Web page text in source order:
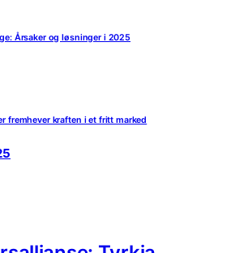
Årsaker og løsninger i 2025
fremhever kraften i et fritt marked